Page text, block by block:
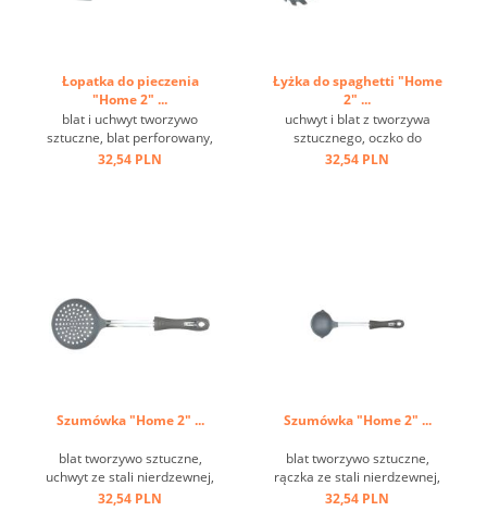
Łopatka do pieczenia
"Home 2" ...
blat i uchwyt tworzywo
sztuczne, blat perforowany,
metalowe oczko do
32,54 PLN
Łyżka do spaghetti "Home
2" ...
uchwyt i blat z tworzywa
sztucznego, oczko do
zawieszania ...
32,54 PLN
Szumówka "Home 2" ...
blat tworzywo sztuczne,
uchwyt ze stali nierdzewnej,
oczko do zawieszania ...
32,54 PLN
Szumówka "Home 2" ...
blat tworzywo sztuczne,
rączka ze stali nierdzewnej,
uchwyt tworzywo sztuczne,
32,54 PLN